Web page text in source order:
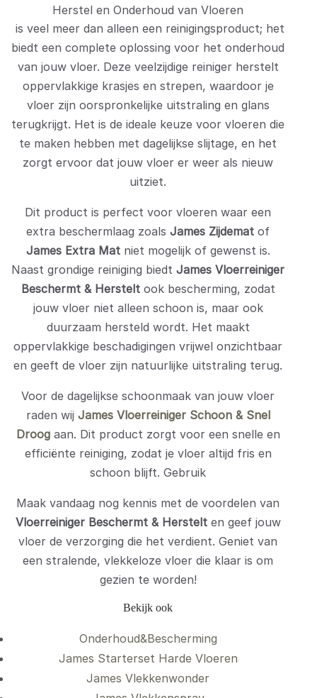
Herstel en Onderhoud van Vloeren
is veel meer dan alleen een reinigingsproduct; het
biedt een complete oplossing voor het onderhoud
van jouw vloer. Deze veelzijdige reiniger herstelt
oppervlakkige krasjes en strepen, waardoor je
vloer zijn oorspronkelijke uitstraling en glans
terugkrijgt. Het is de ideale keuze voor vloeren die
te maken hebben met dagelijkse slijtage, en het
zorgt ervoor dat jouw vloer er weer als nieuw
uitziet.
Dit product is perfect voor vloeren waar een
extra beschermlaag zoals James Zijdemat of
James Extra Matniet mogelijk of gewenst is.
Naast grondige reiniging biedt James Vloerreiniger
Beschermt & Hersteltook bescherming, zodat
jouw vloer niet alleen schoon is, maar ook
duurzaam hersteld wordt. Het maakt
oppervlakkige beschadigingen vrijwel onzichtbaar
en geeft de vloer zijn natuurlijke uitstraling terug.
Voor de dagelijkse schoonmaak van jouw vloer
raden wij James Vloerreiniger Schoon & Snel
Droogaan. Dit product zorgt voor een snelle en
efficiënte reiniging, zodat je vloer altijd fris en
schoon blijft. Gebruik
Maak vandaag nog kennis met de voordelen van
Vloerreiniger Beschermt & Herstelten geef jouw
vloer de verzorging die het verdient. Geniet van
een stralende, vlekkeloze vloer die klaar is om
gezien te worden!
Bekijk ook
Onderhoud&Bescherming
James Starterset Harde Vloeren
James Vlekkenwonder